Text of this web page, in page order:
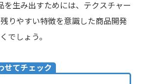
生み出すためには、テクスチャー
りやすい特徴を意識した商品開発
でしょう。
せてチェック